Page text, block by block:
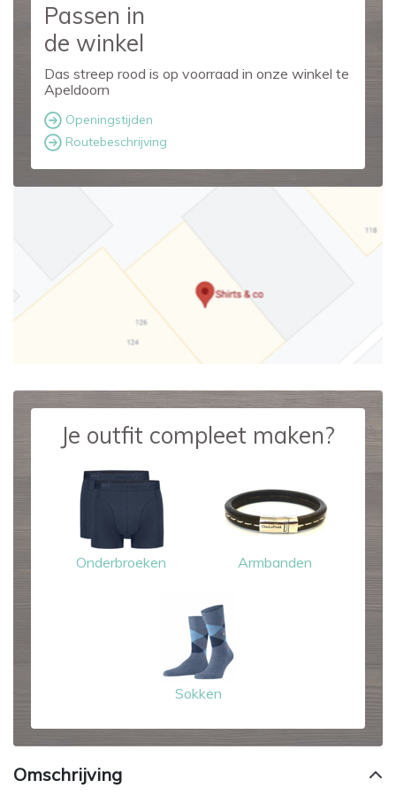
Passen in
de winkel
Das streep rood is op voorraad in onze winkel te
Apeldoorn
Openingstijden
Routebeschrijving
Je outfit compleet maken?
Onderbroeken Armbanden
Sokken
Omschrijving